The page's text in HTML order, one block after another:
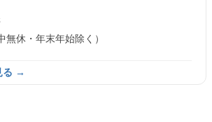
休・年末年始除く）
る →